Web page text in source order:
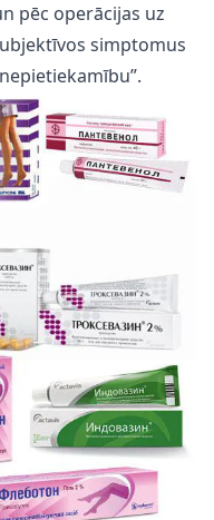
pēc operācijas uz
simptomus